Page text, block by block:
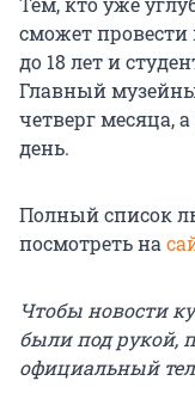
сможет провести
до 18 лет и
Главный
четверг месяца,
день.
Полный список
посмотреть на
Чтобы новости
были под рукой,
официальный